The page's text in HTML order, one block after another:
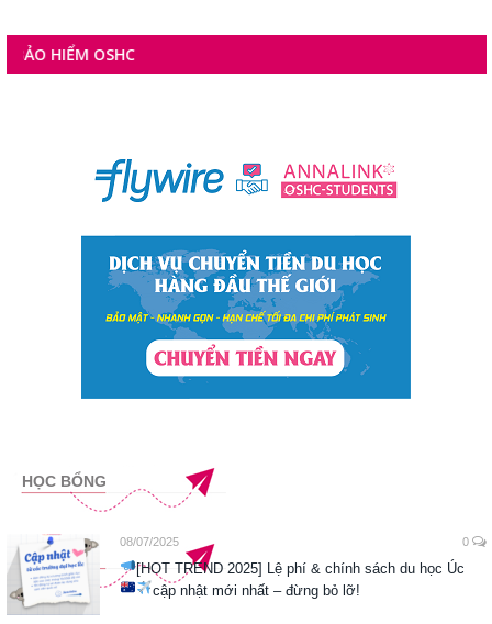
HỌC BỔNG
08/07/2025 0
[HOT TREND 2025] Lệ phí & chính sách du học Úc
cập nhật mới nhất – đừng bỏ lỡ!